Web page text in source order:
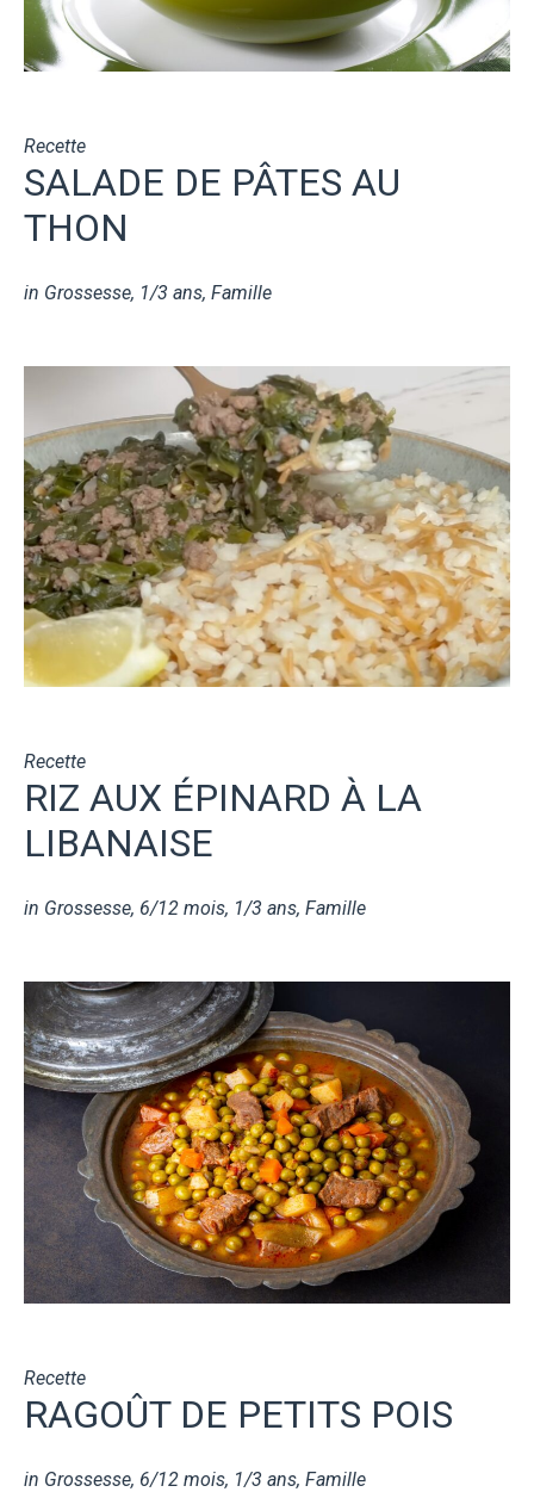
Recette
SALADE DE PÂTES AU
THON
in Grossesse, 1/3 ans, Famille
Recette
RIZ AUX ÉPINARD À LA
LIBANAISE
in Grossesse, 6/12 mois, 1/3 ans, Famille
Recette
RAGOÛT DE PETITS POIS
in Grossesse, 6/12 mois, 1/3 ans, Famille